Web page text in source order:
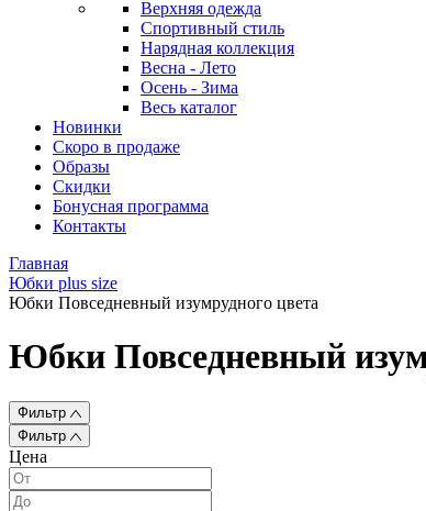
Верхняя одежда
Спортивный стиль
Нарядная коллекция
Весна - Лето
Осень - Зима
Весь каталог
Новинки
Скоро в продаже
Образы
Скидки
Бонусная программа
Контакты
Главная
Юбки plus size
Юбки Повседневный изумрудного цвета
Юбки Повседневный
Фильтр
Фильтр
Цена